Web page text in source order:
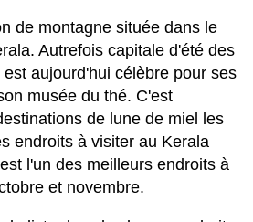
de montagne située dans le
Autrefois capitale d'été des
aujourd'hui célèbre pour ses
musée du thé. C'est
de lune de miel les
endroits à visiter au Kerala
l'un des meilleurs endroits à
et novembre.